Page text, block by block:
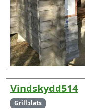
Vindskydd514
Grillplats